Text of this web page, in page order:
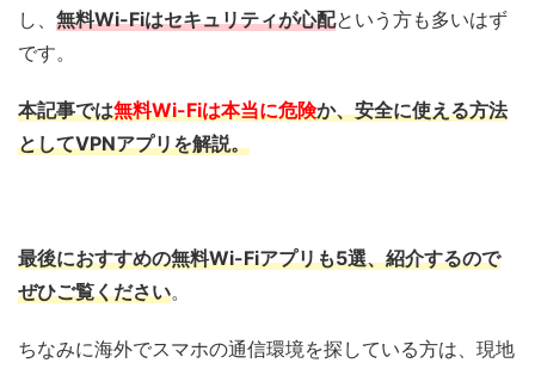
し、 無料Wi-Fiはセキュリティが心配という方も多いはず
です。
本記事では無料Wi-Fiは本当に危険か、安全に使える方法
としてVPNアプリを解説。
最後におすすめの無料Wi-Fiアプリも5選、紹介するので
ぜひご覧ください。
ちなみに海外でスマホの通信環境を探している方は、現地